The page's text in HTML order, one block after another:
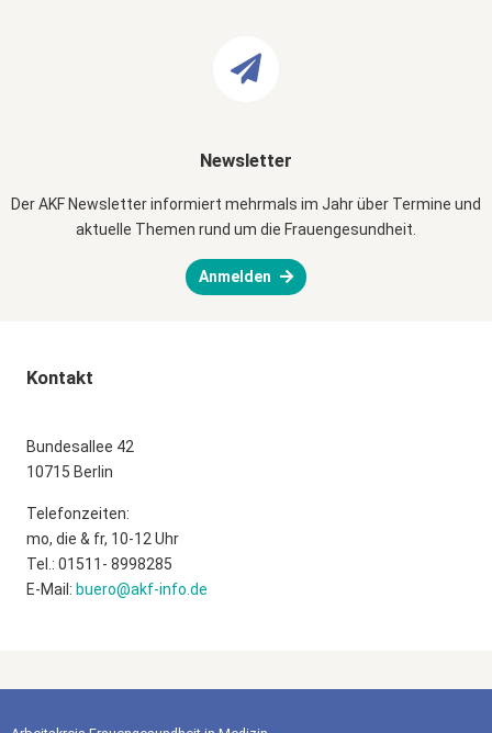
Newsletter
Der AKF Newsletter informiert mehrmals im Jahr über Termine und
aktuelle Themen rund um die Frauengesundheit.
Anmelden
Kontakt
Bundesallee 42
10715 Berlin
Telefonzeiten:
mo, die & fr, 10-12 Uhr
Tel.: 01511- 8998285
E-Mail: buero@akf-info.de